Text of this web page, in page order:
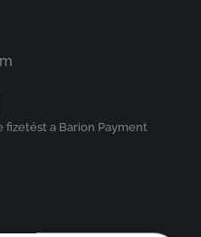
fizetést a Barion Payment